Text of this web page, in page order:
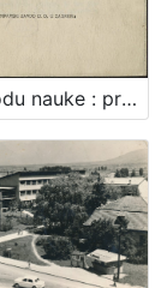
Za slobodu nauke : predstavka za Narodnu skupštinu povodom predstavke Akadem. senata Sveučilišta SHS u Zagrebu / [Branko Vodnik ... et al.]